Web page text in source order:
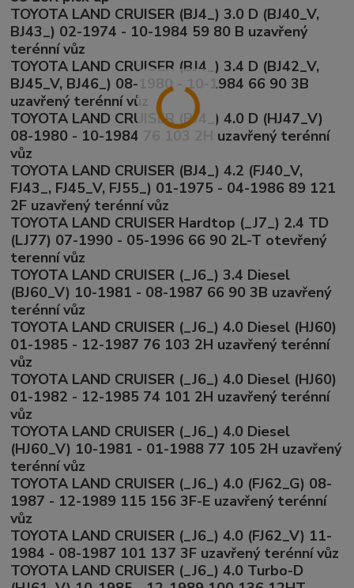
TOYOTA LAND CRUISER (BJ4_) 3.0 D (BJ40_V,
BJ43_) 02-1974 - 10-1984 59 80 B uzavřený
terénní vůz
TOYOTA LAND CRUISER (BJ4_) 3.4 D (BJ42_V,
BJ45_V, BJ46_) 08-1980 - 10-1984 66 90 3B
uzavřený terénní vůz
TOYOTA LAND CRUISER (BJ4_) 4.0 D (HJ47_V)
08-1980 - 10-1984 76 103 2H uzavřený terénní
vůz
TOYOTA LAND CRUISER (BJ4_) 4.2 (FJ40_V,
FJ43_, FJ45_V, FJ55_) 01-1975 - 04-1986 89 121
2F uzavřený terénní vůz
TOYOTA LAND CRUISER Hardtop (_J7_) 2.4 TD
(LJ77) 07-1990 - 05-1996 66 90 2L-T otevřený
terenní vůz
TOYOTA LAND CRUISER (_J6_) 3.4 Diesel
(BJ60_V) 10-1981 - 08-1987 66 90 3B uzavřený
terénní vůz
TOYOTA LAND CRUISER (_J6_) 4.0 Diesel (HJ60)
01-1985 - 12-1987 76 103 2H uzavřený terénní
vůz
TOYOTA LAND CRUISER (_J6_) 4.0 Diesel (HJ60)
01-1982 - 12-1985 74 101 2H uzavřený terénní
vůz
TOYOTA LAND CRUISER (_J6_) 4.0 Diesel
(HJ60_V) 10-1981 - 01-1988 77 105 2H uzavřený
terénní vůz
TOYOTA LAND CRUISER (_J6_) 4.0 (FJ62_G) 08-
1987 - 12-1989 115 156 3F-E uzavřený terénní
vůz
TOYOTA LAND CRUISER (_J6_) 4.0 (FJ62_V) 11-
1984 - 08-1987 101 137 3F uzavřený terénní vůz
TOYOTA LAND CRUISER (_J6_) 4.0 Turbo-D